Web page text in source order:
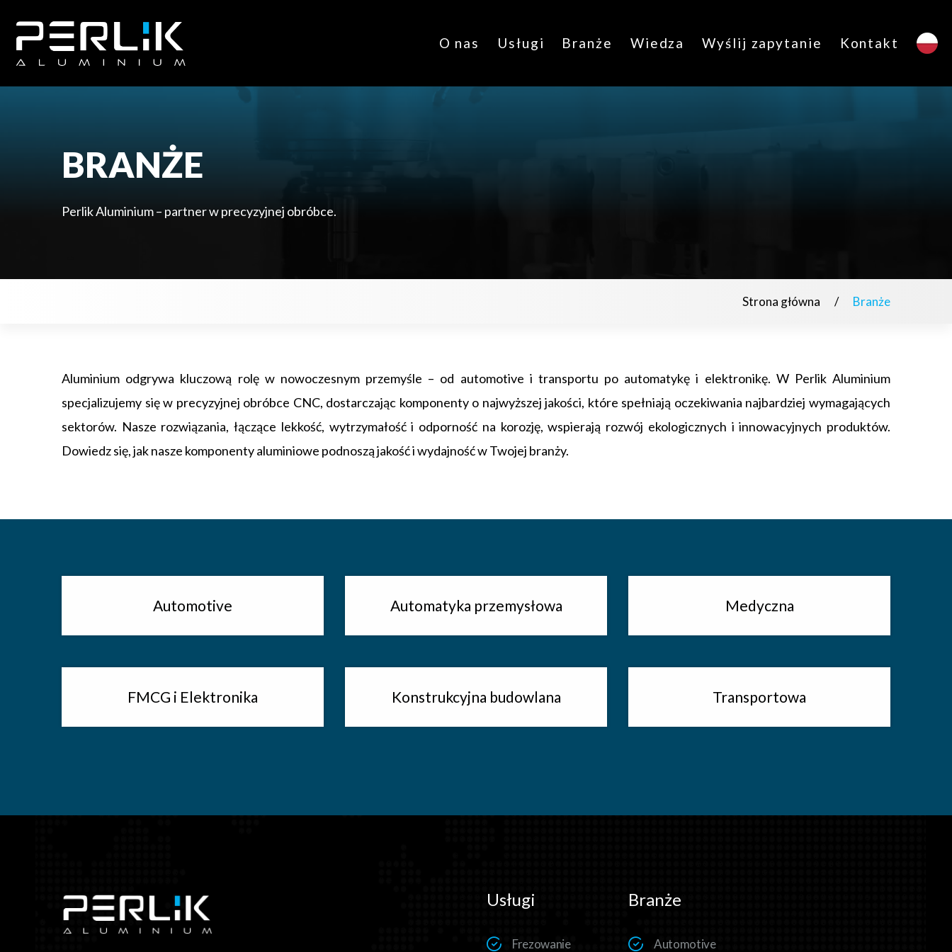
O nas Usługi Branże Wiedza Wyślij zapytanie Kontakt
BRANŻE
Perlik Aluminium – partner w precyzyjnej obróbce.
Strona główna / Branże
Aluminium odgrywa kluczową rolę w nowoczesnym przemyśle – od automotive i transportu po automatykę i elektronikę. W Perlik Aluminium
specjalizujemy się w precyzyjnej obróbce CNC, dostarczając komponenty o najwyższej jakości, które spełniają oczekiwania najbardziej wymagających
sektorów. Nasze rozwiązania, łączące lekkość, wytrzymałość i odporność na korozję, wspierają rozwój ekologicznych i innowacyjnych produktów.
Dowiedz się, jak nasze komponenty aluminiowe podnoszą jakość i wydajność w Twojej branży.
Automotive Automatyka przemysłowa Medyczna
FMCG i Elektronika Konstrukcyjna budowlana Transportowa
Usługi
Frezowanie
Branże
Automotive